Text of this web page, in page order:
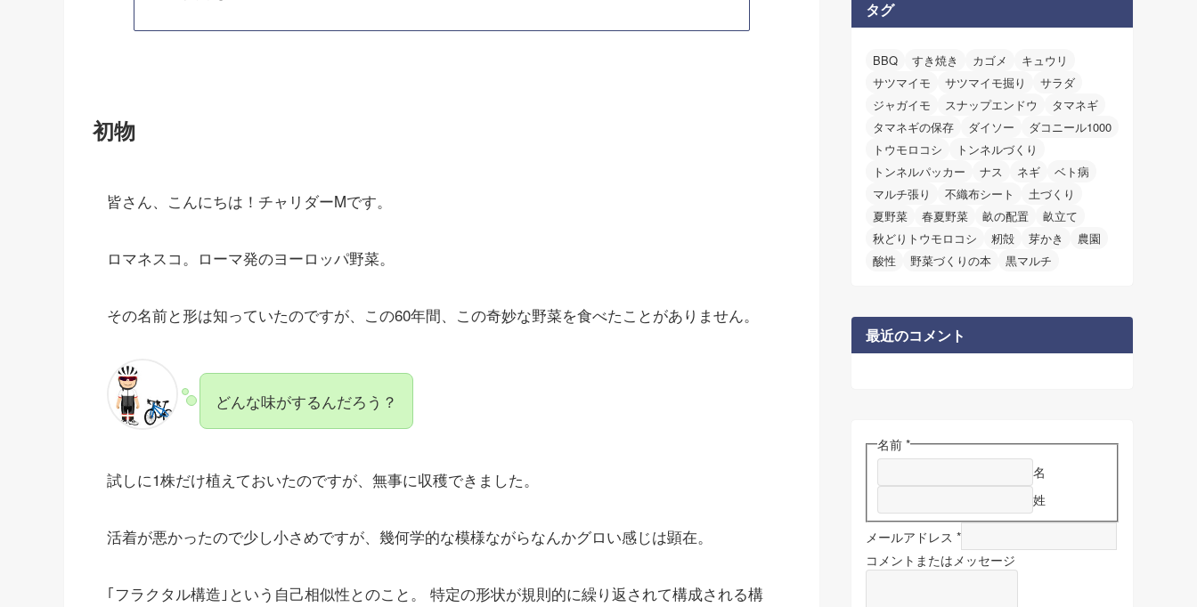
初物
皆さん、こんにちは！チャリダーMです。
ロマネスコ。ローマ発のヨーロッパ野菜。
その名前と形は知っていたのですが、この60年間、この奇妙な野菜を食べたことがありません。
どんな味がするんだろう？
試しに1株だけ植えておいたのですが、無事に収穫できました。
活着が悪かったので少し小さめですが、幾何学的な模様ながらなんかグロい感じは顕在。
｢フラクタル構造｣という自己相似性とのこと。 特定の形状が規則的に繰り返されて構成される構
タグ
BBQ すき焼き カゴメ
キュウリ
サツマイモ
サツマイモ掘り
サラダ
ジャガイモ
スナップエンドウ
タマネギ
タマネギの保存
ダイソー
ダコニール1000
トウモロコシ
トンネルづくり
トンネルパッカー
ナス ネギ
ベト病
マルチ張り
不織布シート
土づくり
夏野菜
春夏野菜 畝の配置
畝立て
秋どりトウモロコシ
籾殻 芽かき
農園
酸性
野菜づくりの本 黒マルチ
最近のコメント
名前 *
名
姓
メールアドレス *
コメントまたはメッセージ